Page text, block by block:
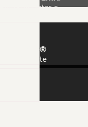
Biofertilizantes e
Poliflex®
Adjuvante